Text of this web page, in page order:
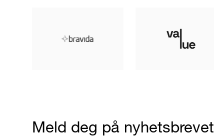
Meld deg på nyhetsbrevet